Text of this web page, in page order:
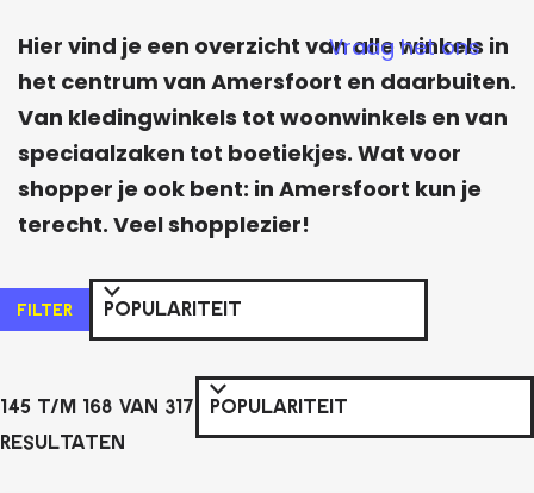
Vraag het ons
Hier vind je een overzicht van alle winkels in
het centrum van Amersfoort en daarbuiten.
Van kledingwinkels tot woonwinkels en van
speciaalzaken tot boetiekjes. Wat voor
shopper je ook bent: in Amersfoort kun je
terecht. Veel shopplezier!
W
a
z
FILTER
S
o
t
e
145 t/m 168 van 317
resultaten
S
o